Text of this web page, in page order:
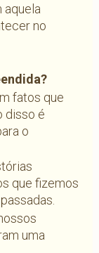
aquela
no
fatos que
disso é
o
que fizemos
uma